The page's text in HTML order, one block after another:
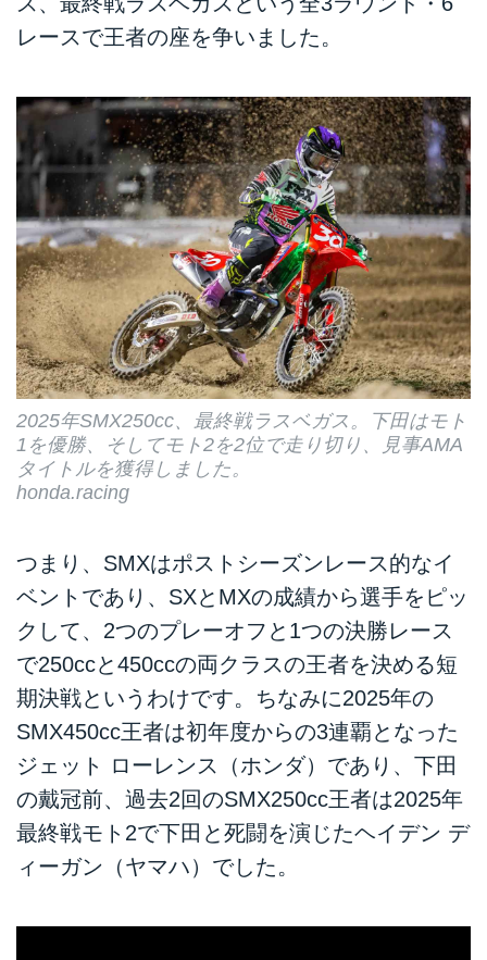
レースで王者の座を争いました。
2025年SMX250cc、最終戦ラスベガス。下田はモト
1を優勝、そしてモト2を2位で走り切り、見事AMA
タイトルを獲得しました。
honda.racing
つまり、SMXはポストシーズンレース的なイ
ベントであり、SXとMXの成績から選手をピッ
クして、2つのプレーオフと1つの決勝レース
で250ccと450ccの両クラスの王者を決める短
期決戦というわけです。ちなみに2025年の
SMX450cc王者は初年度からの3連覇となった
ジェット ローレンス（ホンダ）であり、下田
の戴冠前、過去2回のSMX250cc王者は2025年
最終戦モト2で下田と死闘を演じたヘイデン デ
ィーガン（ヤマハ）でした。